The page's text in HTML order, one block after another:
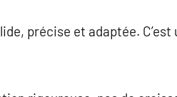
précise et adaptée.